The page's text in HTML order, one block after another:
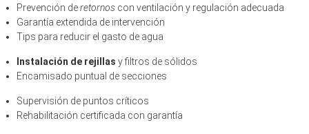
Prevención deretornos con ventilación y regulación adecuada
Garantía extendida de intervención
Tips para reducir el gasto de agua
Instalación de rejillas y filtros de sólidos
Encamisado puntual de secciones
Supervisión de puntos críticos
Rehabilitación certificada con garantía